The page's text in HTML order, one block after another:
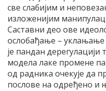
све слабијим и
изложенијим
Саставни део ове
ослобађање – уклањање
је пандан
модела лаке промене
од радника очекује да
послове на одређено и